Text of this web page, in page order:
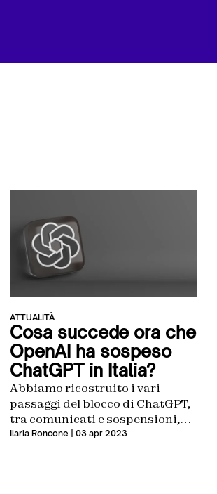
ATTUALITÀ
Cosa succede ora che
OpenAI ha sospeso
ChatGPT in Italia?
Abbiamo ricostruito i vari
passaggi del blocco di ChatGPT,
tra comunicati e sospensioni,
tratteggiando quello che
Ilaria Roncone | 03 apr 2023